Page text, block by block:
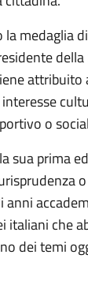
la medaglia di
della
attribuito
o
sua prima
anni
italiani che
dei temi